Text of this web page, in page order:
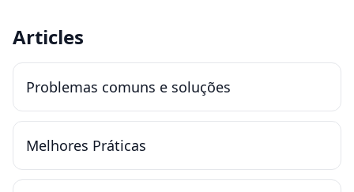
Articles
Problemas comuns e soluções
Melhores Práticas